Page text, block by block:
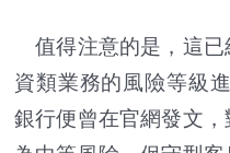
值得注意的是，這已
資類業務的風險等級
銀行便曾在官網發文